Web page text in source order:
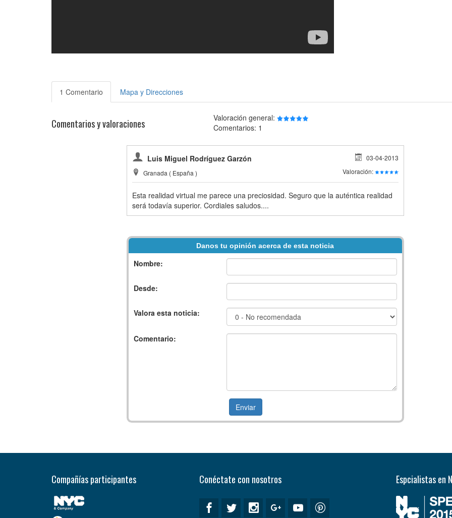
1 Comentario Mapa y Direcciones
Comentarios y valoraciones
Valoración general:
Comentarios: 1
Luis Miguel Rodríguez Garzón
Granada ( España )
03-04-2013
Valoración:
Esta realidad virtual me parece una preciosidad. Seguro que la auténtica realidad
será todavía superior. Cordiales saludos....
Danos tu opinión acerca de esta noticia
Nombre:
Desde:
Valora esta noticia:
Comentario:
Compañías participantes Conéctate con nosotros Espcialistas en